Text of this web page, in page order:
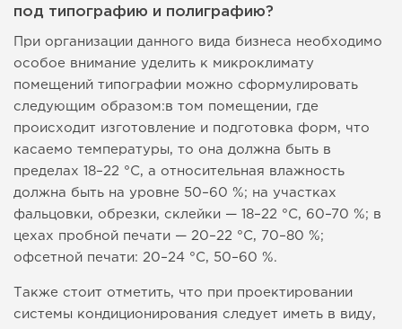
под типографию и полиграфию?
При организации данного вида бизнеса необходимо
особое внимание уделить к микроклимату
помещений типографии можно сформулировать
следующим образом:в том помещении, где
происходит изготовление и подготовка форм, что
касаемо температуры, то она должна быть в
пределах 18–22 °C, а относительная влажность
должна быть на уровне 50–60 %; на участках
фальцовки, обрезки, склейки — 18–22 °C, 60–70 %; в
цехах пробной печати — 20–22 °C, 70–80 %;
офсетной печати: 20–24 °C, 50–60 %.
Также стоит отметить, что при проектировании
системы кондиционирования следует иметь в виду,